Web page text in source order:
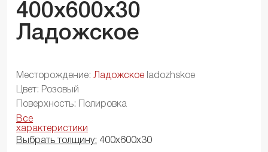
400x600x30
Ладожское
Месторождение: Ладожское ladozhskoe
Цвет: Розовый
Поверхность: Полировка
Все
характеристики
Выбрать толщину: 400х600х30